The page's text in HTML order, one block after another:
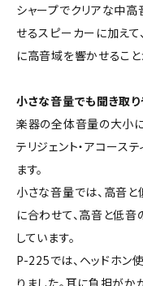
シャープでクリアな中
せるスピーカーに加えて
に高音域を響かせること
小さな音量でも聞き取
楽器の全体音量の大小
テリジェント・アコース
ます。
小さな音量では、高音
に合わせて、高音と低音
しています。
P-225では、ヘッドホン